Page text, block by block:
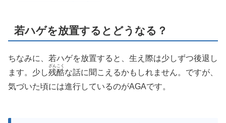
若ハゲを放置するとどうなる？
ちなみに、若ハゲを放置すると、生え際は少しずつ後退し
ます。少し残酷
ざんこく
な話に聞こえるかもしれません。ですが、
気づいた頃には進行しているのがAGAです。